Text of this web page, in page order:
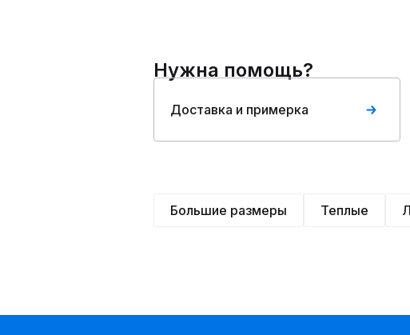
Нужна помощь?
Доставка и примерка
Большие размеры Теплые